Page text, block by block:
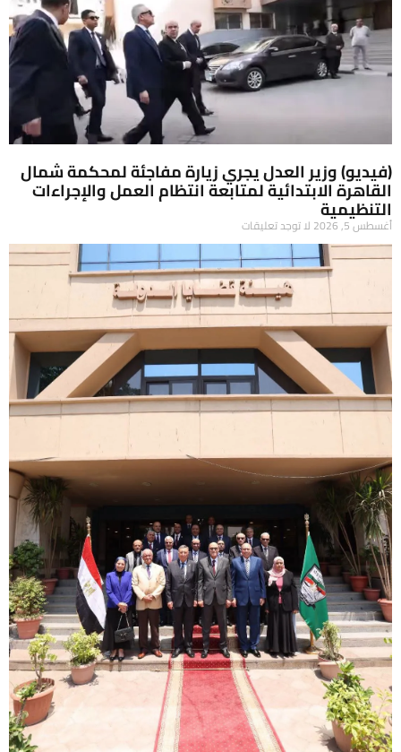
(فيديو) وزير العدل يجري زيارة مفاجئة لمحكمة شمال
القاهرة الابتدائية لمتابعة انتظام العمل والإجراءات
التنظيمية
أغسطس 5, 2026 لا توجد تعليقات